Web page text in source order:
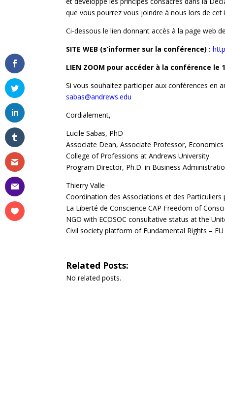
que vous pourrez vous joindre à nous lors de
Ci-dessous le lien donnant accès à la page web
SITE WEB (s’informer sur la conférence) :
LIEN ZOOM pour accéder à la conférence le
Si vous souhaitez participer aux conférences en
sabas@andrews.edu
Cordialement,
Lucile Sabas, PhD
Associate Dean, Associate Professor,
College of Professions at Andrews University
Program Director, Ph.D. in Business
Thierry Valle
Coordination des Associations et des Particuliers
La Liberté de Conscience CAP Freedom of
NGO with ECOSOC consultative status at the
Civil society platform of Fundamental Rights – EU
Related Posts:
No related posts.